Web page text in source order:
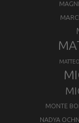
MONTE
NADYA